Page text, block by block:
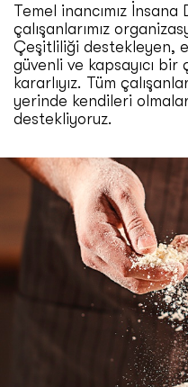
Temel inancımız
çalışanlarımız
Çeşitliliği destekleyen,
güvenli ve kapsayıcı bir
kararlıyız. Tüm
yerinde kendileri
destekliyoruz.